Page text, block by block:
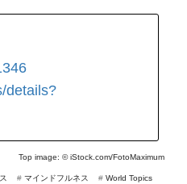
details?
Top image: ©iStock.com/FotoMaximum
# World Topics
# マインドフルネス